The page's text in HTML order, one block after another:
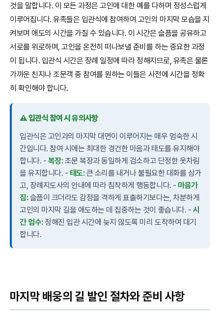
것을 말합니다. 이 모든 과정은 고인에 대한 예를 다하며 정성스럽게
이루어집니다. 유족들은 입관식에 참여하여 고인의 마지막 모습을 지
켜보며 애도의 시간을 가질 수 있습니다. 이 시간은 슬픔을 공유하고
서로를 위로하며, 고인을 온전히 떠나보낼 준비를 하는 중요한 과정
이 됩니다. 입관식 시간은 장례 일정에 따라 정해지므로, 유족은 물론
가까운 친지나 조문객 중 참여를 원하는 이들은 사전에 시간을 정확
히 확인해야 합니다.
⚠️ 입관식 참여 시 유의사항
입관식은 고인과의 마지막 대면이 이루어지는 매우 엄숙한 시
간입니다. 참여 시에는 최대한 경건한 마음과 태도를 유지해야
합니다. - 복장:조문 복장과 동일하게 검소하고 단정한 옷차림
을 유지합니다. - 태도:큰 소리를 내거나 불필요한 대화를 삼가
고, 장례지도사의 안내에 따라 침착하게 행동합니다. - 마음가
짐:슬픔이 크더라도 감정을 격하게 표출하기보다는, 차분하게
고인의 마지막 길을 애도하는 데 집중하는 것이 좋습니다. - 시
간 엄수:정해진 입관 시간에 늦지 않도록 미리 도착하여 대기
합니다.
마지막 배웅의 길 발인 절차와 준비 사항